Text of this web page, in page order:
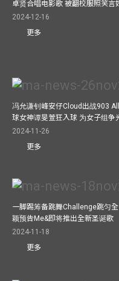
卓贤合唱电影歌 被翻校服照笑言
2024-12-16
更多
冯允谦钊峰安仔Cloud出战903
球女神谭旻萱狂入球 为女子组争
2024-11-26
更多
一脚踢筹备跳舞Challenge跳匀
颖预告Me&即将推出全新圣诞歌
2024-11-18
更多